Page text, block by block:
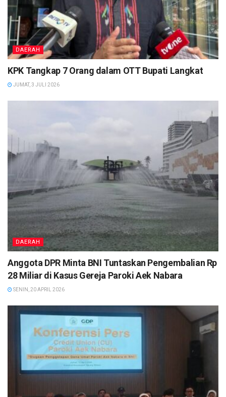
DAERAH
KPK Tangkap 7 Orang dalam OTT Bupati Langkat
JUMAT, 3 JULI 2026
DAERAH
Anggota DPR Minta BNI Tuntaskan Pengembalian Rp
28 Miliar di Kasus Gereja Paroki Aek Nabara
SENIN, 20 APRIL 2026